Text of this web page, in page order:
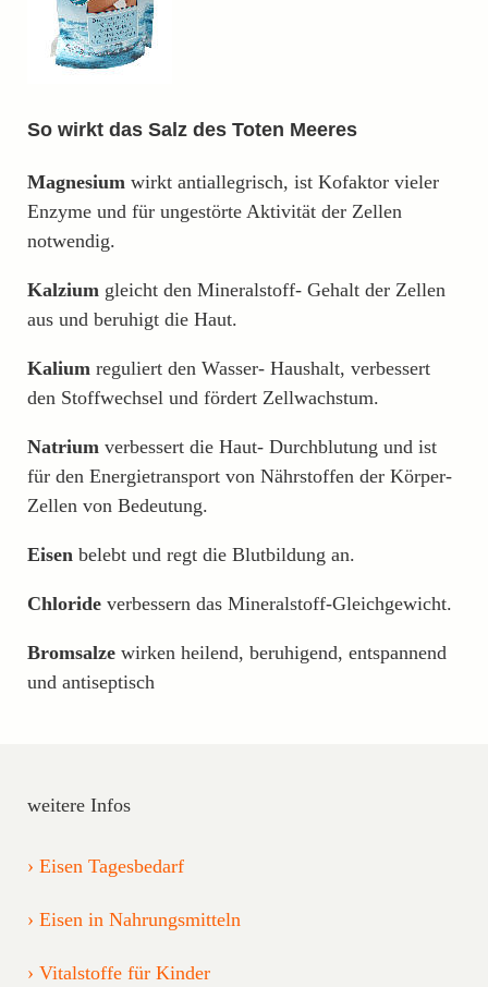
So wirkt das Salz des Toten Meeres
Magnesium wirkt antiallegrisch, ist Kofaktor vieler
Enzyme und für ungestörte Aktivität der Zellen
notwendig.
Kalzium gleicht den Mineralstoff- Gehalt der Zellen
aus und beruhigt die Haut.
Kalium reguliert den Wasser- Haushalt, verbessert
den Stoffwechsel und fördert Zellwachstum.
Natrium verbessert die Haut- Durchblutung und ist
für den Energietransport von Nährstoffen der Körper-
Zellen von Bedeutung.
Eisen belebt und regt die Blutbildung an.
Chloride verbessern das Mineralstoff-Gleichgewicht.
Bromsalze wirken heilend, beruhigend, entspannend
und antiseptisch
weitere Infos
Eisen Tagesbedarf
Eisen in Nahrungsmitteln
Vitalstoffe für Kinder